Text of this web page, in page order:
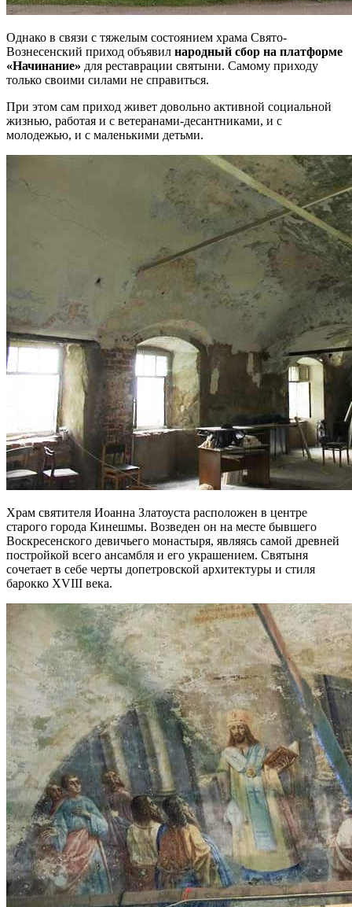
Однако в связи с тяжелым состоянием храма Свято-
Вознесенский приход объявил народный сбор на платформе
«Начинание» для реставрации святыни. Самому приходу
только своими силами не справиться.
При этом сам приход живет довольно активной социальной
жизнью, работая и с ветеранами-десантниками, и с
молодежью, и с маленькими детьми.
Храм святителя Иоанна Златоуста расположен в центре
старого города Кинешмы. Возведен он на месте бывшего
Воскресенского девичьего монастыря, являясь самой древней
постройкой всего ансамбля и его украшением. Святыня
сочетает в себе черты допетровской архитектуры и стиля
барокко XVIII века.